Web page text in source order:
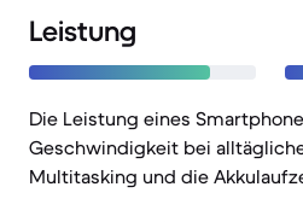
Leistung
Die Leistung eines
Geschwindigkeit bei
Multitasking und die